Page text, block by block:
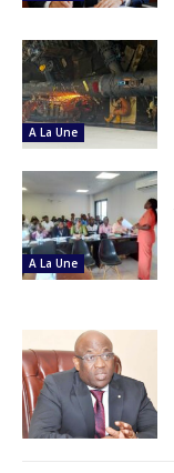
A La Une
A La Une